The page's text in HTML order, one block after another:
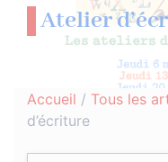
Atelier
Accueil / Tous les
d’écriture